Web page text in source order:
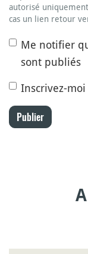
autorisé
cas un lien retour
Me notifier
sont publiés
Inscrivez-
Publier